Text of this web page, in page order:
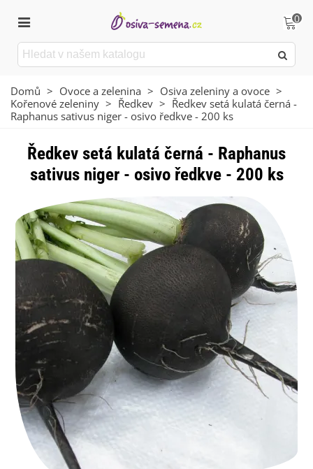
0
Domů > Ovoce a zelenina > Osiva zeleniny a ovoce >
Kořenové zeleniny > Ředkev > Ředkev setá kulatá černá -
Raphanus sativus niger - osivo ředkve - 200 ks
Ředkev setá kulatá černá - Raphanus
sativus niger - osivo ředkve - 200 ks